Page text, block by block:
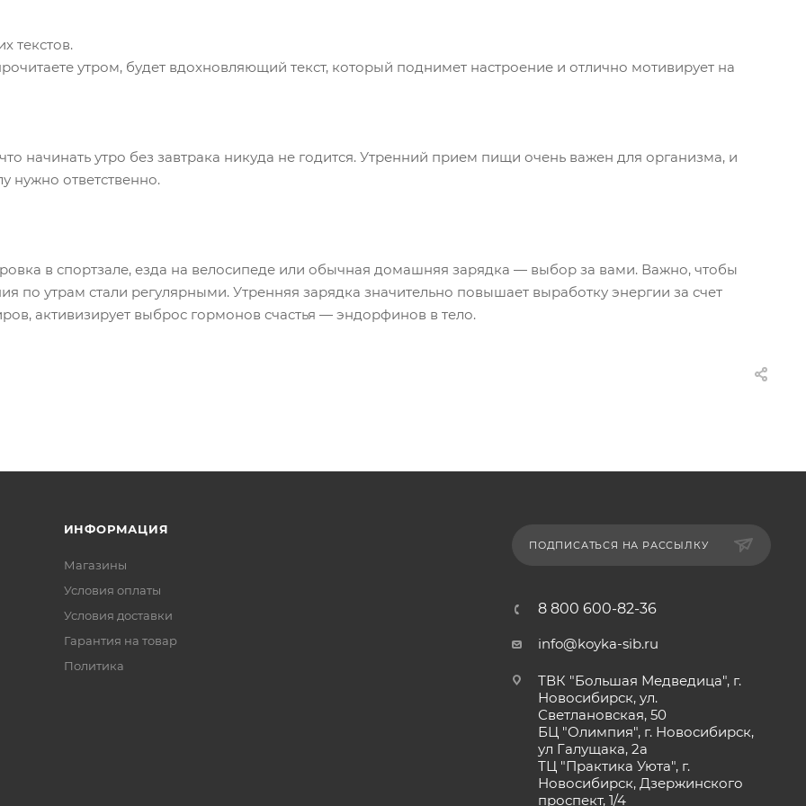
текстов.
утром, будет вдохновляющий текст, который поднимет настроение и отлично мотивирует на
что начинать утро без завтрака никуда не годится. Утренний прием пищи очень важен для организма, и
нужно ответственно.
в спортзале, езда на велосипеде или обычная домашняя зарядка — выбор за вами. Важно, чтобы
по утрам стали регулярными. Утренняя зарядка значительно повышает выработку энергии за счет
активизирует выброс гормонов счастья — эндорфинов в тело.
ИНФОРМАЦИЯ
Магазины
Условия оплаты
Условия доставки
Гарантия на товар
Политика
ПОДПИСАТЬСЯ НА РАССЫЛКУ
8 800 600-82-36
info@koyka-sib.ru
ТВК "Большая Медведица", г.
Новосибирск, ул.
Светлановская, 50
БЦ "Олимпия", г. Новосибирск,
ул Галущака, 2а
ТЦ "Практика Уюта", г.
Новосибирск, Дзержинского
проспект, 1/4